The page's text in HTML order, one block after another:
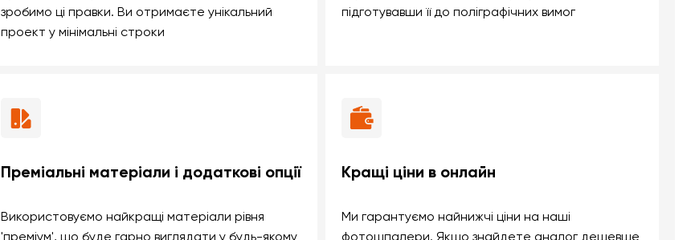
зробимо ці правки. Ви отримаєте унікальний
проект у мінімальні строки
підготувавши її до поліграфічних вимог
Преміальні матеріали і додаткові опції
Використовуємо найкращі матеріали рівня
'преміум', що буде гарно виглядати у будь-якому
Кращі ціни в онлайн
Ми гарантуємо найнижчі ціни на наші
фотошпалери. Якщо знайдете аналог дешевше